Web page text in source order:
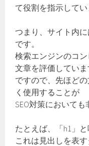
て役割を指示してい
つまり、サイト内
です。
検索エンジンのコ
文章を評価していま
ですので、先ほど
く使用することが
SEO対策においても
たとえば、「h1」と
これは見出しを表